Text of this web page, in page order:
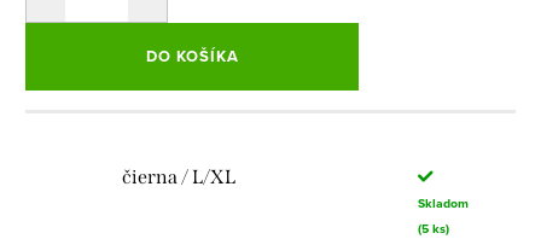
DO KOŠÍKA
čierna / L/XL
Skladom
(5 ks)